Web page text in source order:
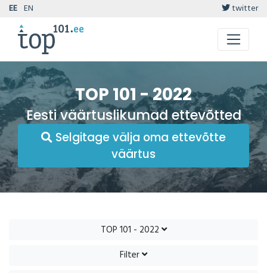
EE EN twitter
TOP 101 - 2022
Eesti väärtuslikumad ettevõtted
Selgitage välja oma ettevõtte
väärtus
TOP 101 - 2022
Filter